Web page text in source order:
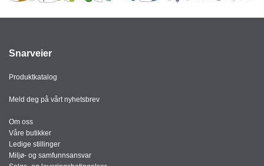
Snarveier
Produktkatalog
Meld deg på vårt nyhetsbrev
Om oss
Våre butikker
Ledige stillinger
Miljø- og samfunnsansvar